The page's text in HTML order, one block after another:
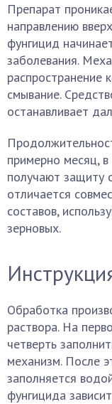
Препарат
направлению
фунгицид
заболевания.
распространение
смывание.
останавливает
примерно месяц,
получают защиту
отличается
составов,
зерновых.
Обработка
раствора. На
четверть
механизм. После
заполняется
фунгицида